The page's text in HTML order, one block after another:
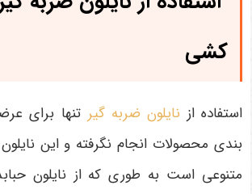
کشی
استفاده از نایلون ضربه گیر تنها برای
بندی محصولات انجام نگرفته و این
متنوعی است به طوری که از نایلون‌